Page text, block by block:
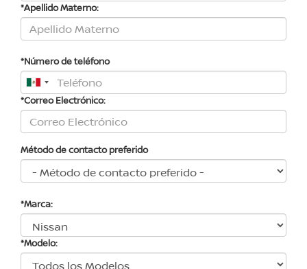
*Apellido Materno:
*Número de teléfono
*Correo Electrónico:
Método de contacto preferido
*Marca:
*Modelo: